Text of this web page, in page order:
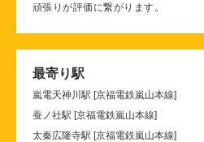
頑張りが評価に繋がります。
最寄り駅
嵐電天神川駅 [京福電鉄嵐山本線]
蚕ノ社駅 [京福電鉄嵐山本線]
太秦広隆寺駅 [京福電鉄嵐山本線]